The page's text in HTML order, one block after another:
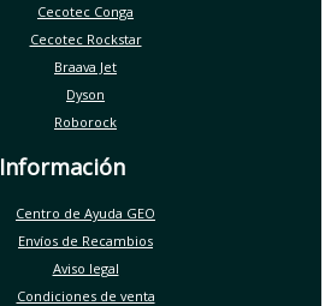
Cecotec Conga
Cecotec Rockstar
Braava Jet
Dyson
Roborock
Información
Centro de Ayuda GEO
Envíos de Recambios
Aviso legal
Condiciones de venta